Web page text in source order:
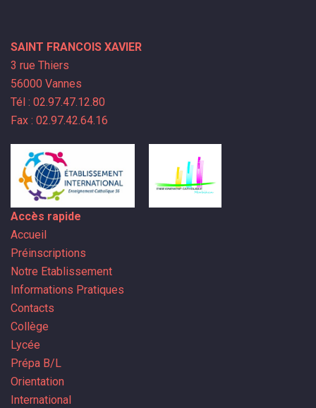
SAINT FRANCOIS XAVIER
3 rue Thiers
56000 Vannes
Tél : 02.97.47.12.80
Fax : 02.97.42.64.16
Accès rapide
Accueil
Préinscriptions
Notre Etablissement
Informations Pratiques
Contacts
Collège
Lycée
Prépa B/L
Orientation
International